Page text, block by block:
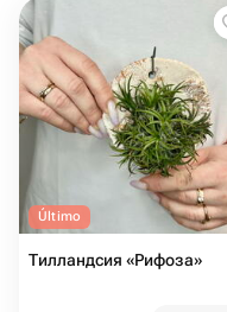
Último
Тилландсия «Рифоза»